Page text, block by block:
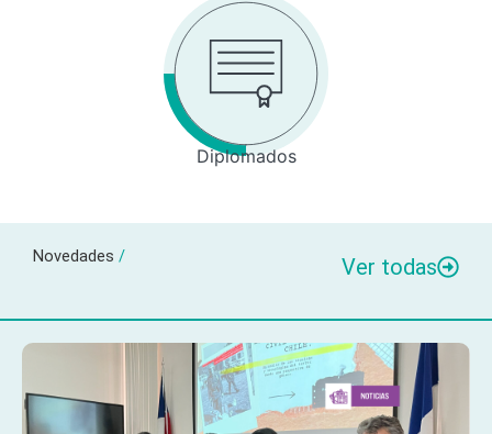
Diplomados
Novedades / Ver todas